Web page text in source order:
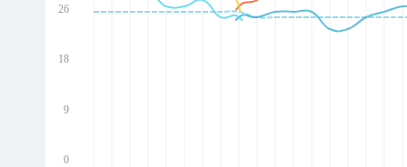
26
18
9
0